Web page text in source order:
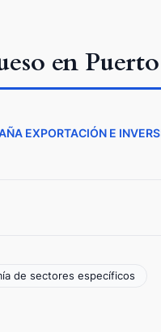
en
EXPORTACIÓN E
de sectores específicos